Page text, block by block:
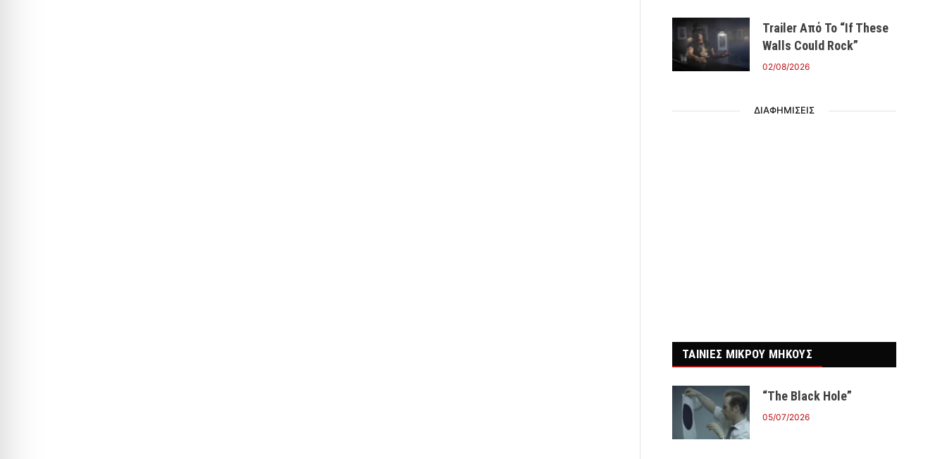
Trailer Από Το “If These
Walls Could Rock”
02/08/2026
ΔΙΑΦΗΜΙΣΕΙΣ
ΤΑΙΝΙΕΣ ΜΙΚΡΟΥ ΜΗΚΟΥΣ
“The Black Hole”
05/07/2026